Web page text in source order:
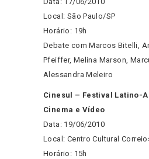
Local: São Paulo/SP
Horário: 19h
Debate com Marcos Bitelli,
Pfeiffer, Melina Marson,
Alessandra Meleiro
Cinesul – Festival Latino-
Cinema e Vídeo
Data: 19/06/2010
Local: Centro Cultural
Horário: 15h